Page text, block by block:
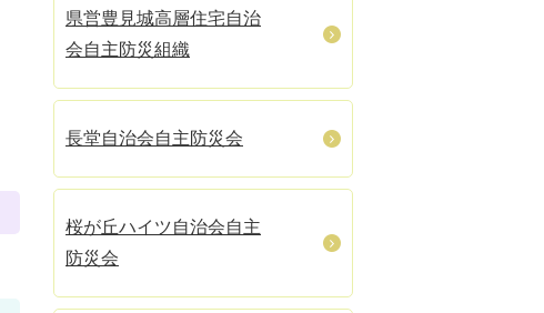
県営豊見城高層住宅自治
会自主防災組織
長堂自治会自主防災会
桜が丘ハイツ自治会自主
防災会